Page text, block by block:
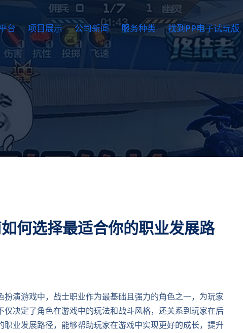
台 项目展示 公司新闻 服务种类 找到PP电子试玩版
何选择最适合你的职业发展路
演游戏中，战士职业作为最基础且强力的角色之一，为玩家
决定了角色在游戏中的玩法和战斗风格，还关系到玩家在后
业发展路径，能够帮助玩家在游戏中实现更好的成长，提升